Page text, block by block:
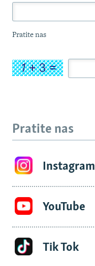
Pratite nas
Pratite nas
Instagram
YouTube
Tik Tok